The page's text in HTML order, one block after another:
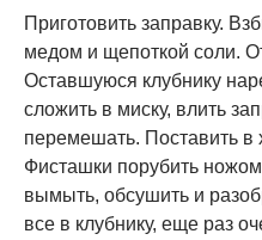
Приготовить заправку.
медом и щепоткой соли.
Оставшуюся клубнику
сложить в миску, влить
перемешать. Поставить в
Фисташки порубить
вымыть, обсушить и
все в клубнику, еще раз